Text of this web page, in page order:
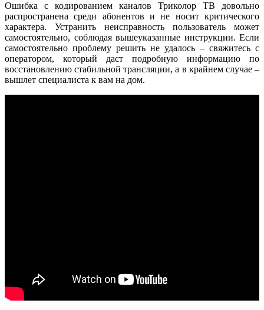
Ошибка с кодированием каналов Триколор ТВ довольно
распространена среди абонентов и не носит критического
характера. Устранить неисправность пользователь может
самостоятельно, соблюдая вышеуказанные инструкции. Если
самостоятельно проблему решить не удалось – свяжитесь с
оператором, который даст подробную информацию по
восстановлению стабильной трансляции, а в крайнем случае –
вышлет специалиста к вам на дом.